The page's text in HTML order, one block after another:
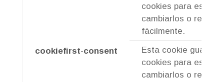
cookies para este
cambiarlos o retirar
fácilmente.
cookiefirst-consent
Esta cookie guarda
cookies para este
cambiarlos o retirar